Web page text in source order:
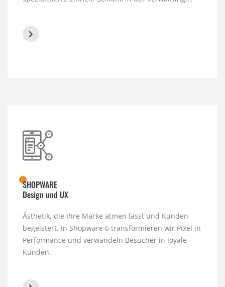
SHOPWARE
Design und UX
Ästhetik, die Ihre Marke atmen lässt und Kunden
begeistert. In Shopware 6 transformieren wir Pixel in
Performance und verwandeln Besucher in loyale
Kunden.